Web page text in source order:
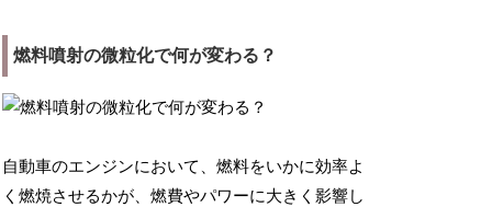
燃料噴射の微粒化で何が変わる？
自動車のエンジンにおいて、燃料をいかに効率よ
く燃焼させるかが、燃費やパワーに大きく影響し